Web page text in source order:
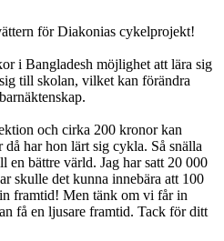
för Diakonias cykelprojekt!
i Bangladesh möjlighet att lära sig
till skolan, vilket kan förändra
och cirka 200 kronor kan
har hon lärt sig cykla. Så snälla
en bättre värld. Jag har satt 20 000
skulle det kunna innebära att 100
framtid! Men tänk om vi får in
få en ljusare framtid. Tack för ditt